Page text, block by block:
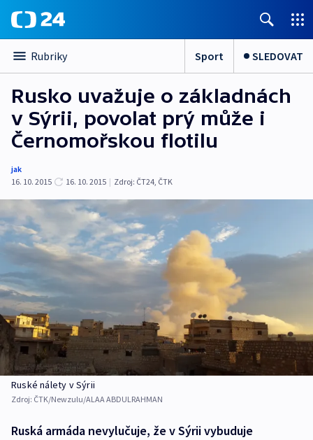
Rubriky Sport SLEDOVAT
Rusko uvažuje o základnách
v Sýrii, povolat prý může i
Černomořskou flotilu
jak
16. 10. 2015
16. 10. 2015 | Zdroj: ČT24, ČTK
Ruské nálety v Sýrii
Zdroj: ČTK/Newzulu/ALAA ABDULRAHMAN
Ruská armáda nevylučuje, že v Sýrii vybuduje